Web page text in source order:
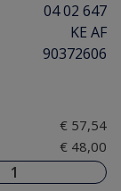
04 02 647
KE AF
90372606
€ 57,54
€ 48,00